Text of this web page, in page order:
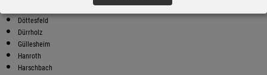
Döttesfeld
Dürrholz
Güllesheim
Hanroth
Harschbach